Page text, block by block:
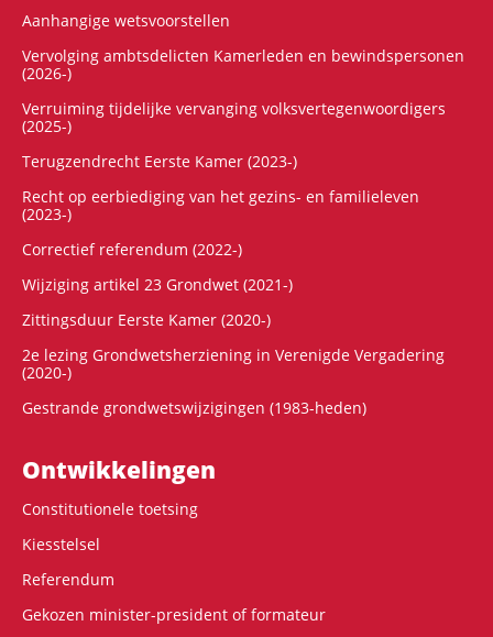
Aanhangige wetsvoorstellen
Vervolging ambtsdelicten Kamerleden en bewindspersonen
(2026-)
Verruiming tijdelijke vervanging volksvertegenwoordigers
(2025-)
Terugzendrecht Eerste Kamer (2023-)
Recht op eerbiediging van het gezins- en familieleven
(2023-)
Correctief referendum (2022-)
Wijziging artikel 23 Grondwet (2021-)
Zittingsduur Eerste Kamer (2020-)
2e lezing Grondwetsherziening in Verenigde Vergadering
(2020-)
Gestrande grondwetswijzigingen (1983-heden)
Ontwikke­lingen
Constitutionele toetsing
Kiesstelsel
Referendum
Gekozen minister-president of formateur